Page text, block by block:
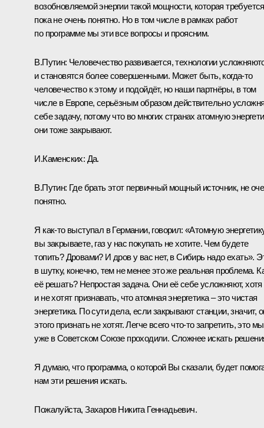
возобновляемой энергии такой мощности, которая
пока не очень понятно. Но в том числе в рамках работ
по программе мы эти все вопросы и проясним.
В.Путин: Человечество развивается, технологии
и становятся более совершенными. Может быть, когда‑то
человечество к этому и подойдёт, но наши партнёры, в том
числе в Европе, серьёзным образом действительно
себе задачу, потому что во многих странах атомную
они тоже закрывают.
И.Каменских: Да.
В.Путин: Где брать этот первичный мощный источник, не
понятно.
Я как‑то выступал в Германии, говорил: «Атомную
вы закрываете, газ у нас покупать не хотите. Чем будете
топить? Дровами? И дров у вас нет, в Сибирь надо ехать».
в шутку, конечно, тем не менее это же реальная проблема.
её решать? Непростая задача. Они её себе усложняют, хотя
и не хотят признавать, что атомная энергетика – это чистая
энергетика. По сути дела, если закрывают станции, значит,
этого признать не хотят. Легче всего что‑то запретить, это мы
уже в Советском Союзе проходили. Сложнее искать
Я думаю, что программа, о которой Вы сказали, будет
нам эти решения искать.
Пожалуйста, Захаров Никита Геннадьевич.